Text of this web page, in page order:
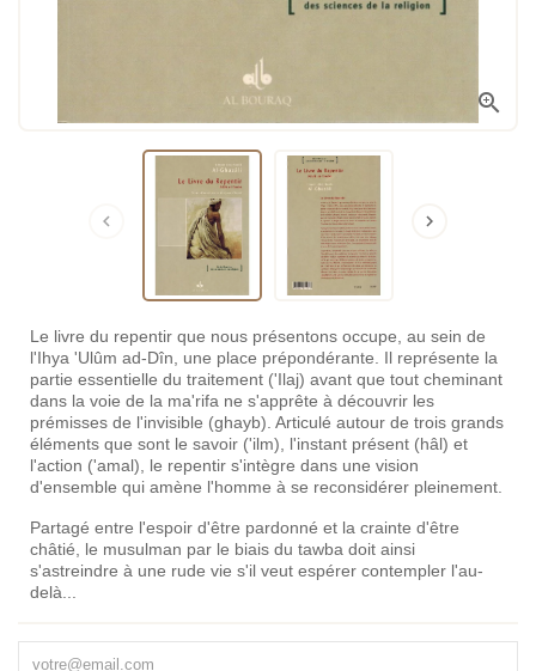

 
Le livre du repentir que nous présentons occupe, au sein de
l'Ihya 'Ulûm ad-Dîn, une place prépondérante. Il représente la
partie essentielle du traitement ('Ilaj) avant que tout cheminant
dans la voie de la ma'rifa ne s'apprête à découvrir les
prémisses de l'invisible (ghayb). Articulé autour de trois grands
éléments que sont le savoir ('ilm), l'instant présent (hâl) et
l'action ('amal), le repentir s'intègre dans une vision
d'ensemble qui amène l'homme à se reconsidérer pleinement.
Partagé entre l'espoir d'être pardonné et la crainte d'être
châtié, le musulman par le biais du tawba doit ainsi
s'astreindre à une rude vie s'il veut espérer contempler l'au-
delà...